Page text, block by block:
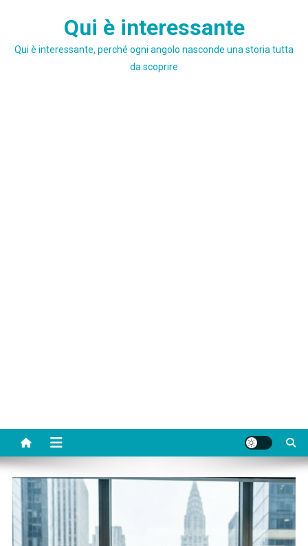
Qui è interessante
Qui è interessante, perché ogni angolo nasconde una storia tutta
da scoprire